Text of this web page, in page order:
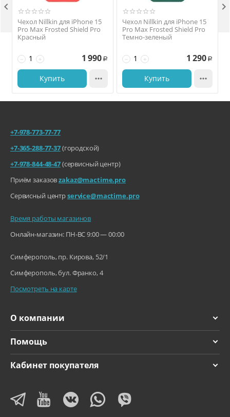
Чехол Nillkin для iPhone 15
Pro Max Frosted Shield Pro
Красный
+
− 1 990 Р
Купить 
Чехол Nillkin для iPhone 15
Pro Max Frosted Shield Pro
Темно-зеленый
+
− 1 290 Р
Купить 
 
О компании
Помощь
Кабинет покупателя
+7-978-773-77-77
+7-365-288-77-37(городской)
+7-978-844-48-47(сервисный центр)
Приём заказовzakaz@mactime.pro
Сервисный центрservice@mactime.pro
Время работы магазинов
Онлайн-магазин: ПН-ВС 9:00 — 00:00
Симферополь, пр. Кирова, 52/1
Симферополь, бул. Франко, 4
Посмотреть на карте